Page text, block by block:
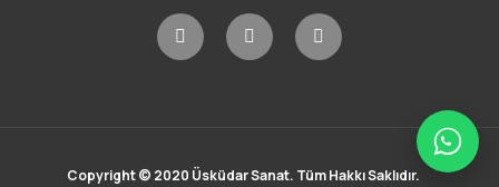
Copyright © 2020 Üsküdar Sanat. Tüm Hakkı Saklıdır.